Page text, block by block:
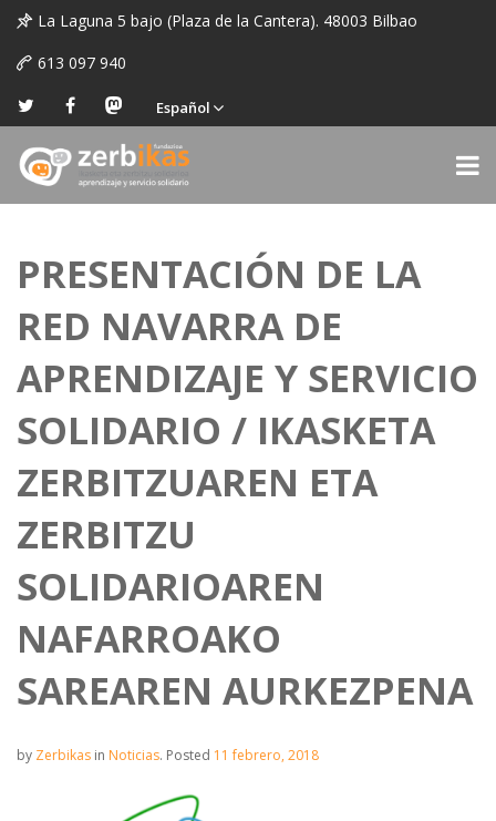
La Laguna 5 bajo (Plaza de la Cantera). 48003 Bilbao
613 097 940
Español
PRESENTACIÓN DE LA
RED NAVARRA DE
APRENDIZAJE Y SERVICIO
SOLIDARIO / IKASKETA
ZERBITZUAREN ETA
ZERBITZU
SOLIDARIOAREN
NAFARROAKO
SAREAREN AURKEZPENA
by Zerbikas in Noticias. Posted 11 febrero, 2018